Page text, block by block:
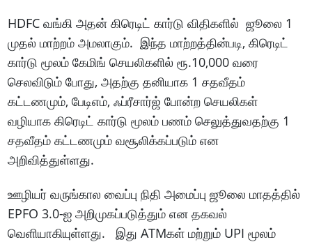
HDFC வங்கி அதன் கிரெடிட் கார்டு விதிகளில் ஜூலை 1
முதல் மாற்றம் அமலாகும். இந்த மாற்றத்தின்படி, கிரெடிட்
கார்டு மூலம் கேமிங் செயலிகளில் ரூ.10,000 வரை
செலவிடும் போது, அதற்கு தனியாக 1 சதவீதம்
கட்டணமும், பேடிஎம், ஃப்ரீசார்ஜ் போன்ற செயலிகள்
வழியாக கிரெடிட் கார்டு மூலம் பணம் செலுத்துவதற்கு 1
சதவீதம் கட்டணமும் வசூலிக்கப்படும் என
அறிவித்துள்ளது.
ஊழியர் வருங்கால வைப்பு நிதி அமைப்பு ஜூலை மாதத்தில்
EPFO 3.0-ஐ அறிமுகப்படுத்தும் என தகவல்
வெளியாகியுள்ளது. இது ATMகள் மற்றும் UPI மூலம்